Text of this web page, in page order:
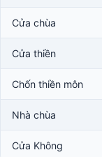
Cửa chùa
Cửa thiền
Chốn thiền môn
Nhà chùa
Cửa Không